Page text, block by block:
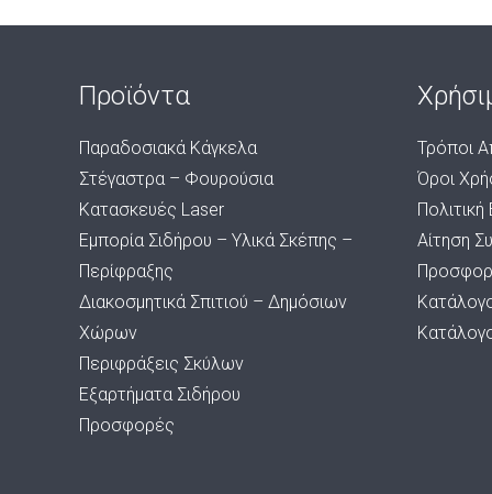
Προϊόντα
Παραδοσιακά Κάγκελα
Στέγαστρα – Φουρούσια
Κατασκευές Laser
Εμπορία Σιδήρου – Υλικά Σκέπης –
Περίφραξης
Διακοσμητικά Σπιτιού – Δημόσιων
Χώρων
Περιφράξεις Σκύλων
Εξαρτήματα Σιδήρου
Προσφορές
Τρόποι
Όροι
Αίτηση